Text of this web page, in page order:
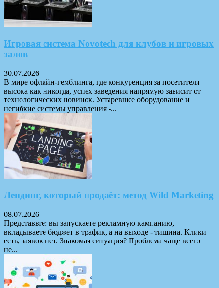
Игровая система Novotech для клубов и игровых
залов
30.07.2026
В мире офлайн-гемблинга, где конкуренция за посетителя
высока как никогда, успех заведения напрямую зависит от
технологических новинок. Устаревшее оборудование и
негибкие системы управления -...
Лендинг, который продаёт: метод Wild Marketing
08.07.2026
Представьте: вы запускаете рекламную кампанию,
вкладываете бюджет в трафик, а на выходе - тишина. Клики
есть, заявок нет. Знакомая ситуация? Проблема чаще всего
не...